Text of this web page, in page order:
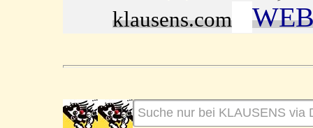
klausens.com